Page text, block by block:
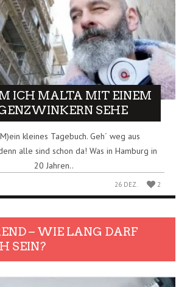
ICH MALTA MIT EINEM
SEHE
kleines Tagebuch. Geh´ weg aus
alle sind schon da! Was in Hamburg in
20 Jahren..
26 DEZ. 2
– WIE LANG DARF
SEIN?